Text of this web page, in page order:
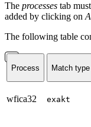
The processes tab
added by clicking on
The following table
Process Match type
wfica32 exakt